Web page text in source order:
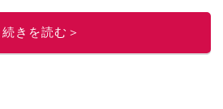
続きを読む＞